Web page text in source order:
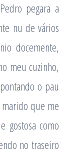
pegara a
nu de vários
docemente,
meu cuzinho,
o pau
que me
gostosa como
no traseiro